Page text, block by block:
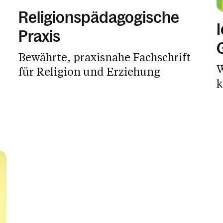
Religionspädagogische
Praxis
Bewährte, praxisnahe Fachschrift
für Religion und Erziehung